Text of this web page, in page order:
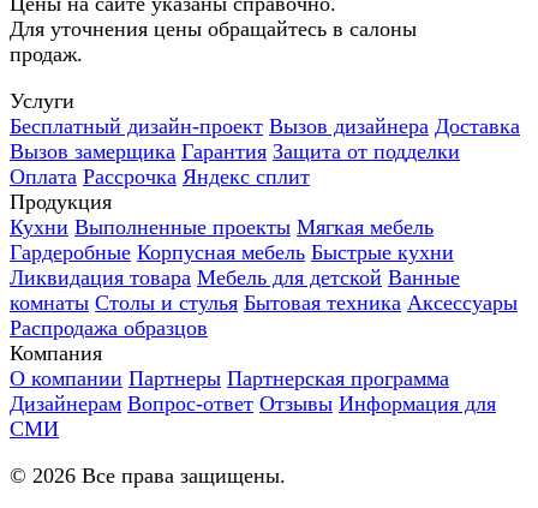
Для уточнения цены обращайтесь в салоны
продаж.
Услуги
Бесплатный дизайн-проект Вызов дизайнера Доставка
Вызов замерщика Гарантия Защита от подделки
Оплата Рассрочка Яндекс сплит
Продукция
Кухни Выполненные проекты Мягкая мебель
Гардеробные Корпусная мебель Быстрые кухни
Ликвидация товара Мебель для детской Ванные
комнаты Столы и стулья Бытовая техника Аксессуары
Распродажа образцов
Компания
О компании Партнеры Партнерская программа
Дизайнерам Вопрос-ответ Отзывы Информация для
СМИ
© 2026 Все права защищены.